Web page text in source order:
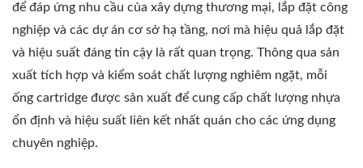
để đáp ứng nhu cầu của xây dựng thương mại, lắp đặt công
nghiệp và các dự án cơ sở hạ tầng, nơi mà hiệu quả lắp đặt
và hiệu suất đáng tin cậy là rất quan trọng. Thông qua sản
xuất tích hợp và kiểm soát chất lượng nghiêm ngặt, mỗi
ống cartridge được sản xuất để cung cấp chất lượng nhựa
ổn định và hiệu suất liên kết nhất quán cho các ứng dụng
chuyên nghiệp.